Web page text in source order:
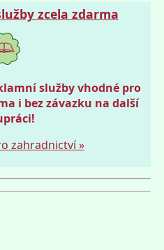
zcela zdarma
služby vhodné pro
i bez závazku na další
zahradnictví »